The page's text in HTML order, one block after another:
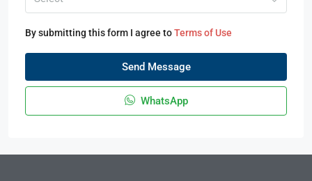
By submitting this form I agree toTerms of Use
Send Message
WhatsApp